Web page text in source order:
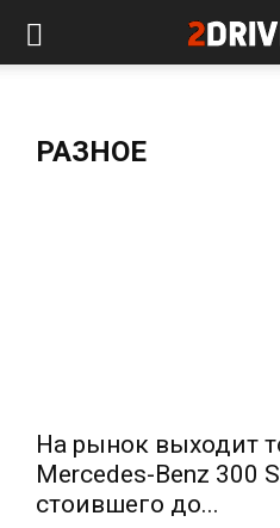
РАЗНОЕ
На рынок выходит
Mercedes-Benz 300
стоившего до...